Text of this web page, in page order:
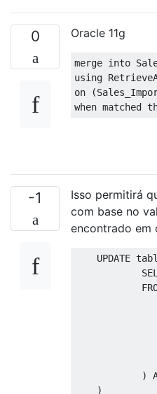
0 Oracle 11g
merge into
using
on
(
when matched
-1
Isso permitirá
com base no
encontrado em
UPDATE
)
)